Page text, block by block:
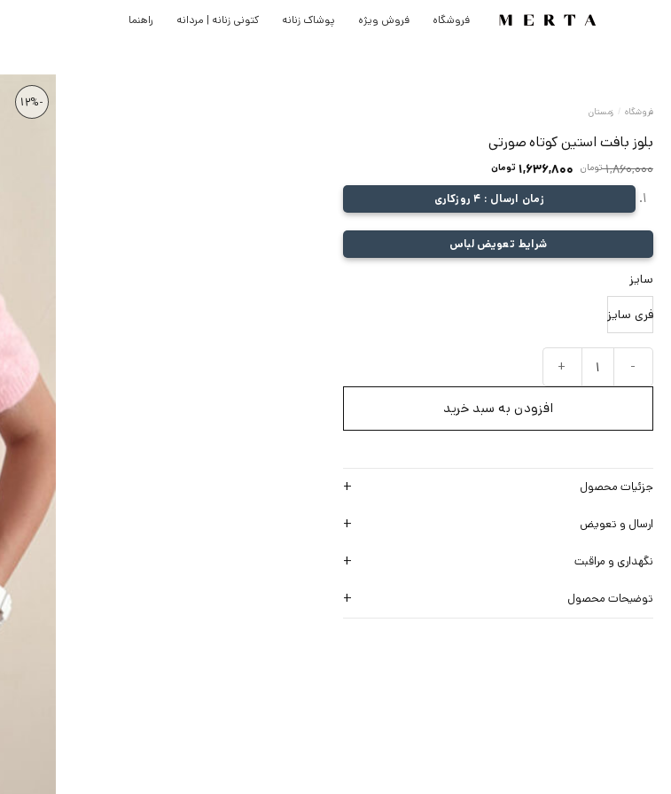
فروشگاه فروش ویژه پوشاک زنانه کتونی زنانه | مردانه راهنما
-12%
فروشگاه / زمستان
بلوز بافت استین کوتاه صورتی
1,860,000 تومان قیمت
اصلی:
1,860,000 تومان
بود.
1,636,800 تومانقیمت
فعلی:
1,636,800 تومان.زمان ارسال : 4 روزکاری
شرایط تعویض لباس
سایز
فری سایز
افزودن به سبد خرید
جزئیات محصول
ارسال و تعویض
نگهداری و مراقبت
توضیحات محصول